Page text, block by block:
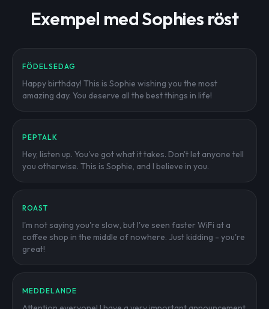
Exempel med Sophies röst
FÖDELSEDAG
Happy birthday! This is Sophie wishing you the most
amazing day. You deserve all the best things in life!
PEPTALK
Hey, listen up. You've got what it takes. Don't let anyone tell
you otherwise. This is Sophie, and I believe in you.
ROAST
I'm not saying you're slow, but I've seen faster WiFi at a
coffee shop in the middle of nowhere. Just kidding - you're
great!
MEDDELANDE